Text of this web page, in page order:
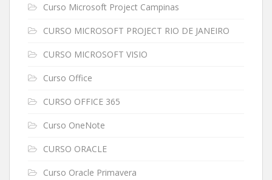
Curso Microsoft Project Campinas
CURSO MICROSOFT PROJECT RIO DE JANEIRO
CURSO MICROSOFT VISIO
Curso Office
CURSO OFFICE 365
Curso OneNote
CURSO ORACLE
Curso Oracle Primavera